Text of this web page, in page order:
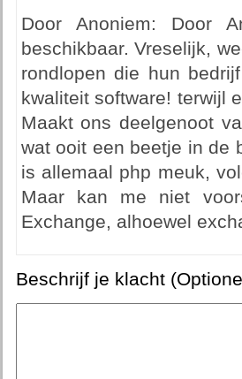
Door Anoniem: Door
beschikbaar. Vreselijk,
rondlopen die hun
kwaliteit software! terwijl
Maakt ons deelgenoot
wat ooit een beetje in de
is allemaal php meuk,
Maar kan me niet
Exchange, alhoewel
Beschrijf je klacht